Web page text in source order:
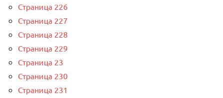
Страница 226
Страница 227
Страница 228
Страница 229
Страница 23
Страница 230
Страница 231